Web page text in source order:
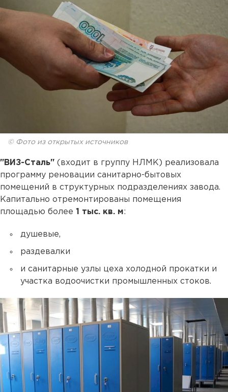
© Фото из открытых источников
"ВИЗ-Сталь" (входит в группу НЛМК) реализовала
программу реновации санитарно-бытовых
помещений в структурных подразделениях завода.
Капитально отремонтированы помещения
площадью более 1 тыс. кв. м:
душевые,
раздевалки
и санитарные узлы цеха холодной прокатки и
участка водоочистки промышленных стоков.